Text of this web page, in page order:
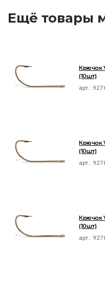
Ещё товары
Крючок
(10шт)
арт.:
Крючок
(10шт)
арт.:
Крючок
(10шт)
арт.: